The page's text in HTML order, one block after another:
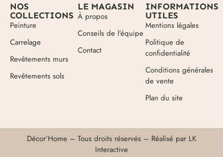
NOS
COLLECTIONS
Peinture
Carrelage
Revêtements murs
Revêtements sols
LE MAGASIN
À propos
Conseils de l'équipe
Contact
INFORMATIONS
UTILES
Mentions légales
Politique de
confidentialité
Conditions générales
de vente
Plan du site
Décor’Home – Tous droits réservés – Réalisé par LK
Interactive